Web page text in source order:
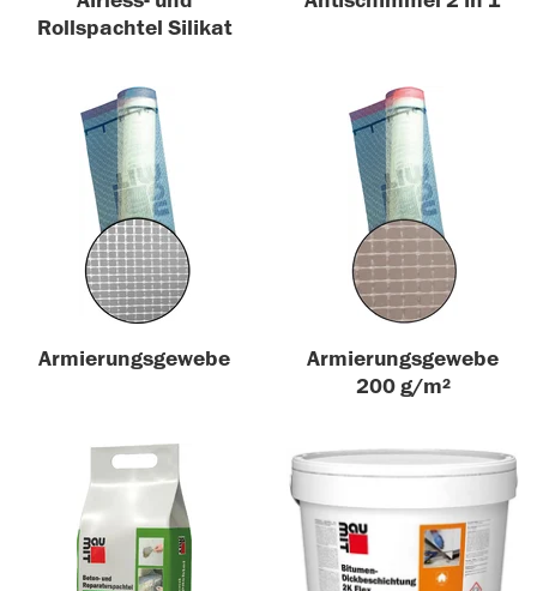
Rollspachtel Silikat
Armierungsgewebe
Armierungsgewebe
200 g/m²